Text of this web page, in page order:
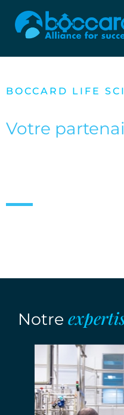
BOCCARD LIFE
Votre
Notre